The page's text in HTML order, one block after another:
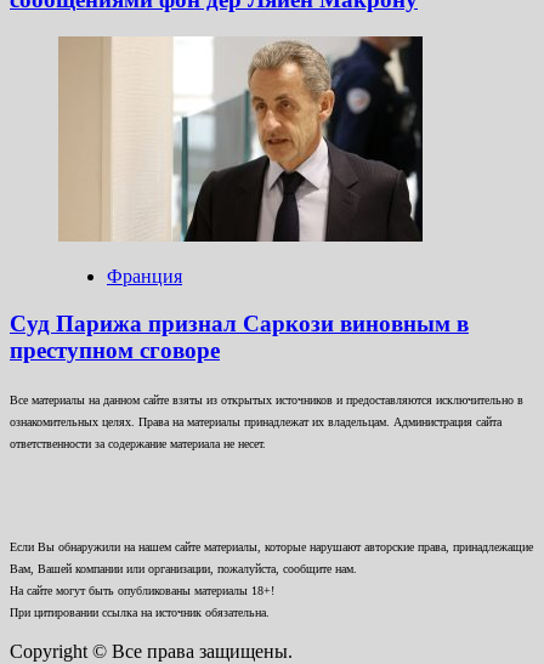
Франция
Суд Парижа признал Саркози виновным в
преступном сговоре
Все материалы на данном сайте взяты из открытых источников и предоставляются исключительно в
ознакомительных целях. Права на материалы принадлежат их владельцам. Администрация сайта
ответственности за содержание материала не несет.
Если Вы обнаружили на нашем сайте материалы, которые нарушают авторские права, принадлежащие
Вам, Вашей компании или организации, пожалуйста, сообщите нам.
На сайте могут быть опубликованы материалы 18+!
При цитировании ссылка на источник обязательна.
Copyright © Все права защищены.